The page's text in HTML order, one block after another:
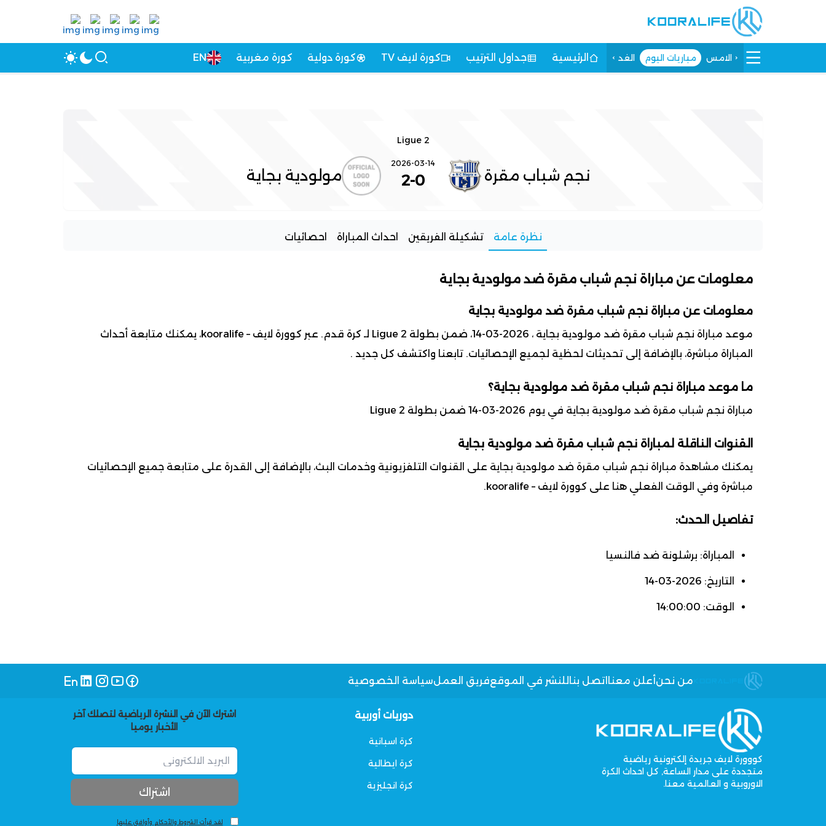
الامس مباريات اليوم الغد الرئيسية جداول الترتيب كورة لايف TV كورة دولية كورة مغربية EN
Ligue 2
نجم شباب مقرة
2026-03-14
0
-
2 مولودية بجاية
نظرة عامة تشكيلة الفريقين احداث المباراة احصائيات
معلومات عن مباراة نجم شباب مقرة ضد مولودية بجاية
معلومات عن مباراة نجم شباب مقرة ضد مولودية بجاية
موعد مباراة نجم شباب مقرة ضد مولودية بجاية ، 2026-03-14، ضمن بطولة Ligue 2 لـ كرة قدم. عبر كوورة لايف – kooralife، يمكنك متابعة أحداث
المباراة مباشرة، بالإضافة إلى تحديثات لحظية لجميع الإحصائيات. تابعنا واكتشف كل جديد .
ما موعد مباراة نجم شباب مقرة ضد مولودية بجاية؟
مباراة نجم شباب مقرة ضد مولودية بجاية في يوم 2026-03-14 ضمن بطولة Ligue 2
القنوات الناقلة لمباراة نجم شباب مقرة ضد مولودية بجاية
يمكنك مشاهدة مباراة نجم شباب مقرة ضد مولودية بجاية على القنوات التلفزيونية وخدمات البث، بالإضافة إلى القدرة على متابعة جميع الإحصائيات
مباشرة وفي الوقت الفعلي هنا على كوورة لايف – kooralife.
تفاصيل الحدث:
المباراة: برشلونة ضد فالنسيا
التاريخ: 2026-03-14
الوقت: 14:00:00
من نحنأعلن معنا اتصل بنا للنشر في الموقعفريق العملسياسة الخصوصية
كووورة لايف جريدة إلكترونية رياضية
متجددة على مدار الساعة, كل احداث الكرة
الاوروبية و العالمية معنا.
دوريات أوربية
كرة اسبانية
كرة ايطالية
كرة انجليزية
اشترك الآن في النشرة الرياضية لتصلك آخر
الأخبار يوميا
لقد قرأت الشروط والأحكام وأوافق عليها